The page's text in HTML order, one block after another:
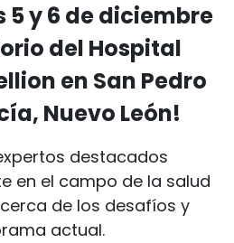
5 y 6 de diciembre
del Hospital
en San Pedro
Nuevo León!
destacados
en el campo de la salud
de los desafíos y
actual.